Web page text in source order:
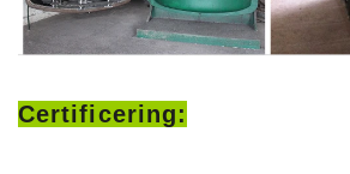
Certificering: